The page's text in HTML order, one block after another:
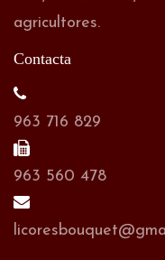
agricultores.
Contacta
963 716 829
963 560 478